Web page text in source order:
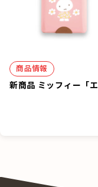
商品情報
新商品 ミッフィー「